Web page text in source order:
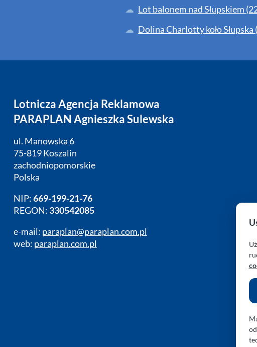
Lot balonem nad Słupskiem
Dolina Charlotty koło
Lotnicza Agencja Reklamowa
PARAPLAN Agnieszka Sulewska
ul. Manowska 6
75-819 Koszalin
zachodniopomorskie
Polska
NIP:669-199-21-76
REGON: 330542085
e-mail: paraplan@paraplan.com.pl
web: paraplan.com.pl